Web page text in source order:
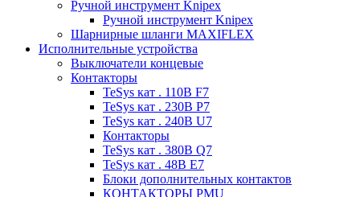
Ручной инструмент Knipex
Ручной инструмент Knipex
Шарнирные шланги MAXIFLEX
Исполнительные устройства
Выключатели концевые
Контакторы
TeSys кат . 110В F7
TeSys кат . 230В P7
TeSys кат . 240В U7
Контакторы
TeSys кат . 380В Q7
TeSys кат . 48В E7
Блоки дополнительных контактов
КОНТАКТОРЫ PMU